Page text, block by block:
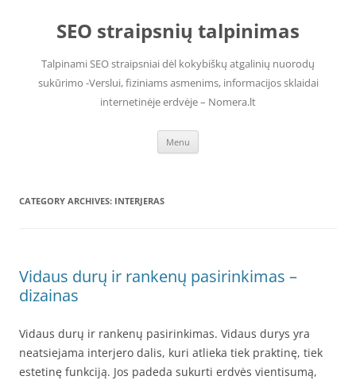
contentSEO straipsnių talpinimas
Talpinami SEO straipsniai dėl kokybiškų atgalinių nuorodų
sukūrimo -Verslui, fiziniams asmenims, informacijos sklaidai
internetinėje erdvėje – Nomera.lt
Menu
CATEGORY ARCHIVES: INTERJERAS
Vidaus durų ir rankenų pasirinkimas –
dizainas
Vidaus durų ir rankenų pasirinkimas. Vidaus durys yra
neatsiejama interjero dalis, kuri atlieka tiek praktinę, tiek
estetinę funkciją. Jos padeda sukurti erdvės vientisumą,